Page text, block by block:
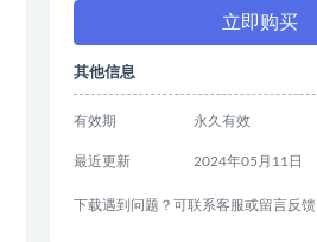
立即购买
其他信息
有效期 永久有效
最近更新 2024年05月11日
下载遇到问题？可联系客服或留言反馈